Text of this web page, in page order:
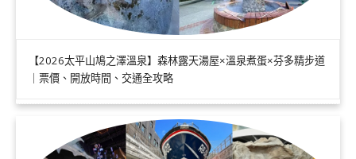
【2026太平山鳩之澤溫泉】森林露天湯屋×溫泉煮蛋×芬多精步道
｜票價、開放時間、交通全攻略